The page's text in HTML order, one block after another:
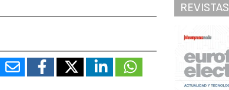
REVISTAS